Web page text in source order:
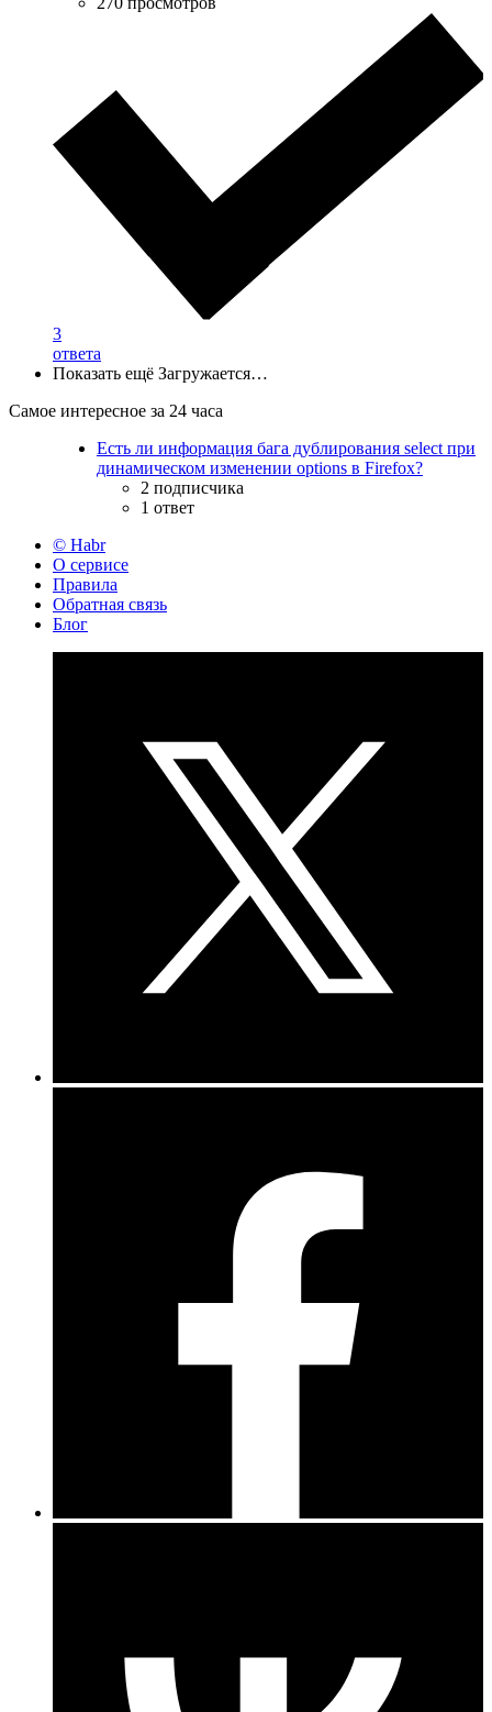
3
ответа
Показать ещё Загружается…
Самое интересное за 24 часа
Есть ли информация бага дублирования select при
динамическом изменении options в Firefox?
2 подписчика
1 ответ
© Habr
О сервисе
Правила
Обратная связь
Блог